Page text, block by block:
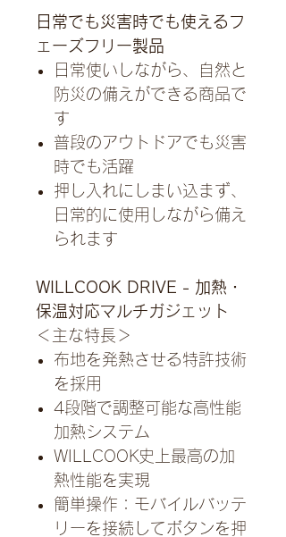
日常でも災害時でも使えるフ
ェーズフリー製品
日常使いしながら、自然と
防災の備えができる商品で
す
普段のアウトドアでも災害
時でも活躍
押し入れにしまい込まず、
日常的に使用しながら備え
られます
WILLCOOK DRIVE - 加熱・
保温対応マルチガジェット
＜主な特長＞
布地を発熱させる特許技術
を採用
4段階で調整可能な高性能
加熱システム
WILLCOOK史上最高の加
熱性能を実現
簡単操作：モバイルバッテ
リーを接続してボタンを押